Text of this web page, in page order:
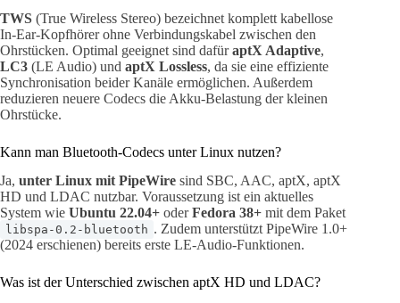
TWS (True Wireless Stereo) bezeichnet komplett kabellose
In-Ear-Kopfhörer ohne Verbindungskabel zwischen den
Ohrstücken. Optimal geeignet sind dafüraptX Adaptive,
LC3 (LE Audio) und aptX Lossless, da sie eine effiziente
Synchronisation beider Kanäle ermöglichen. Außerdem
reduzieren neuere Codecs die Akku-Belastung der kleinen
Ohrstücke.
Kann man Bluetooth-Codecs unter Linux nutzen?
Ja, unter Linux mit PipeWire sind SBC, AAC, aptX, aptX
HD und LDAC nutzbar. Voraussetzung ist ein aktuelles
System wie Ubuntu 22.04+ oderFedora 38+ mit dem Paket
libspa-0.2-bluetooth . Zudem unterstützt PipeWire 1.0+
(2024 erschienen) bereits erste LE-Audio-Funktionen.
Was ist der Unterschied zwischen aptX HD und LDAC?